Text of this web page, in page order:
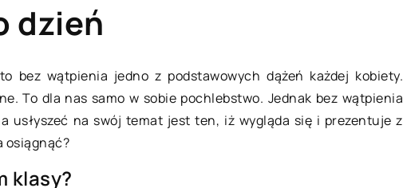
dzień
bez wątpienia jedno z podstawowych dążeń każdej kobiety.
To dla nas samo w sobie pochlebstwo. Jednak bez wątpienia
usłyszeć na swój temat jest ten, iż wygląda się i prezentuje z
osiągnąć?
klasy?
RYNEK I BIZNES